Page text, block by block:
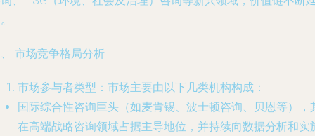
市场竞争格局分析
市场参与者类型：市场主要由以下几类机构构成：
国际综合性咨询巨头（如麦肯锡、波士顿咨询、贝恩等），
在高端战略咨询领域占据主导地位，并持续向数据分析和实